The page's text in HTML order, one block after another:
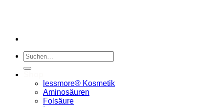
Suchen
nach:
lessmore® Kosmetik
Aminosäuren
Folsäure